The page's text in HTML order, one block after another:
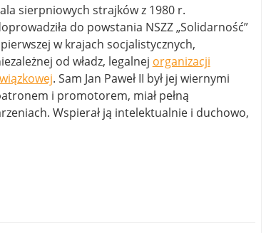
sierpniowych strajków z 1980 r.
do powstania NSZZ „Solidarność”
w krajach socjalistycznych,
od władz, legalnej organizacji
. Sam Jan Paweł II był jej wiernymi
i promotorem, miał pełną
Wspierał ją intelektualnie i duchowo,